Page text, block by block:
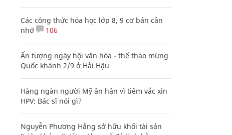
Các công thức hóa học lớp 8, 9 cơ bản cần
nhớ
106
Ấn tượng ngày hội văn hóa - thể thao mừng
Quốc khánh 2/9 ở Hải Hậu
Hàng ngàn người Mỹ ân hận vì tiêm vắc xin
HPV: Bác sĩ nói gì?
Nguyễn Phương Hằng sở hữu khối tài sản